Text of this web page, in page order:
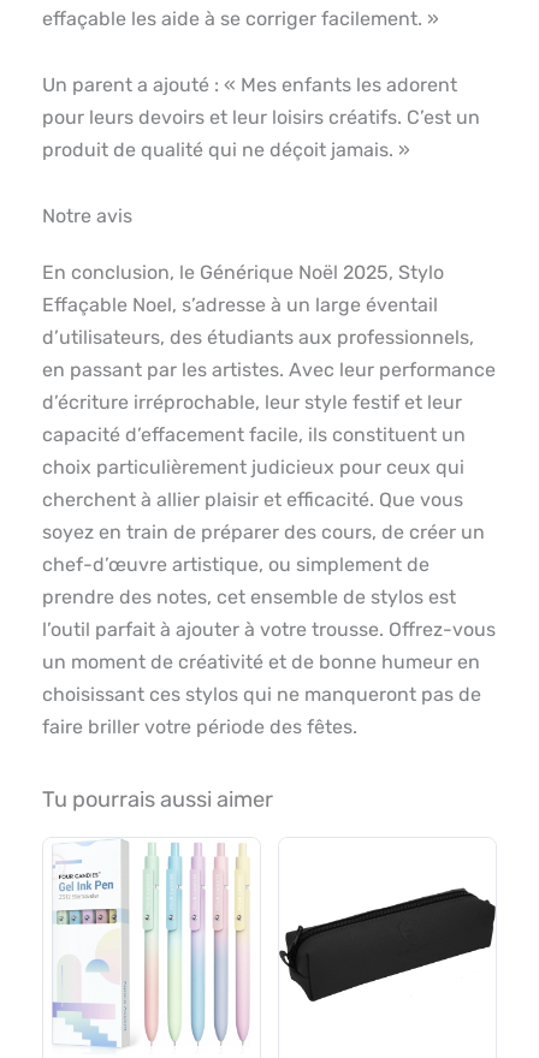
effaçable les aide à se corriger facilement. »
Un parent a ajouté : « Mes enfants les adorent
pour leurs devoirs et leur loisirs créatifs. C’est un
produit de qualité qui ne déçoit jamais. »
Notre avis
En conclusion, le Générique Noël 2025, Stylo
Effaçable Noel, s’adresse à un large éventail
d’utilisateurs, des étudiants aux professionnels,
en passant par les artistes. Avec leur performance
d’écriture irréprochable, leur style festif et leur
capacité d’effacement facile, ils constituent un
choix particulièrement judicieux pour ceux qui
cherchent à allier plaisir et efficacité. Que vous
soyez en train de préparer des cours, de créer un
chef-d’œuvre artistique, ou simplement de
prendre des notes, cet ensemble de stylos est
l’outil parfait à ajouter à votre trousse. Offrez-vous
un moment de créativité et de bonne humeur en
choisissant ces stylos qui ne manqueront pas de
faire briller votre période des fêtes.
Tu pourrais aussi aimer